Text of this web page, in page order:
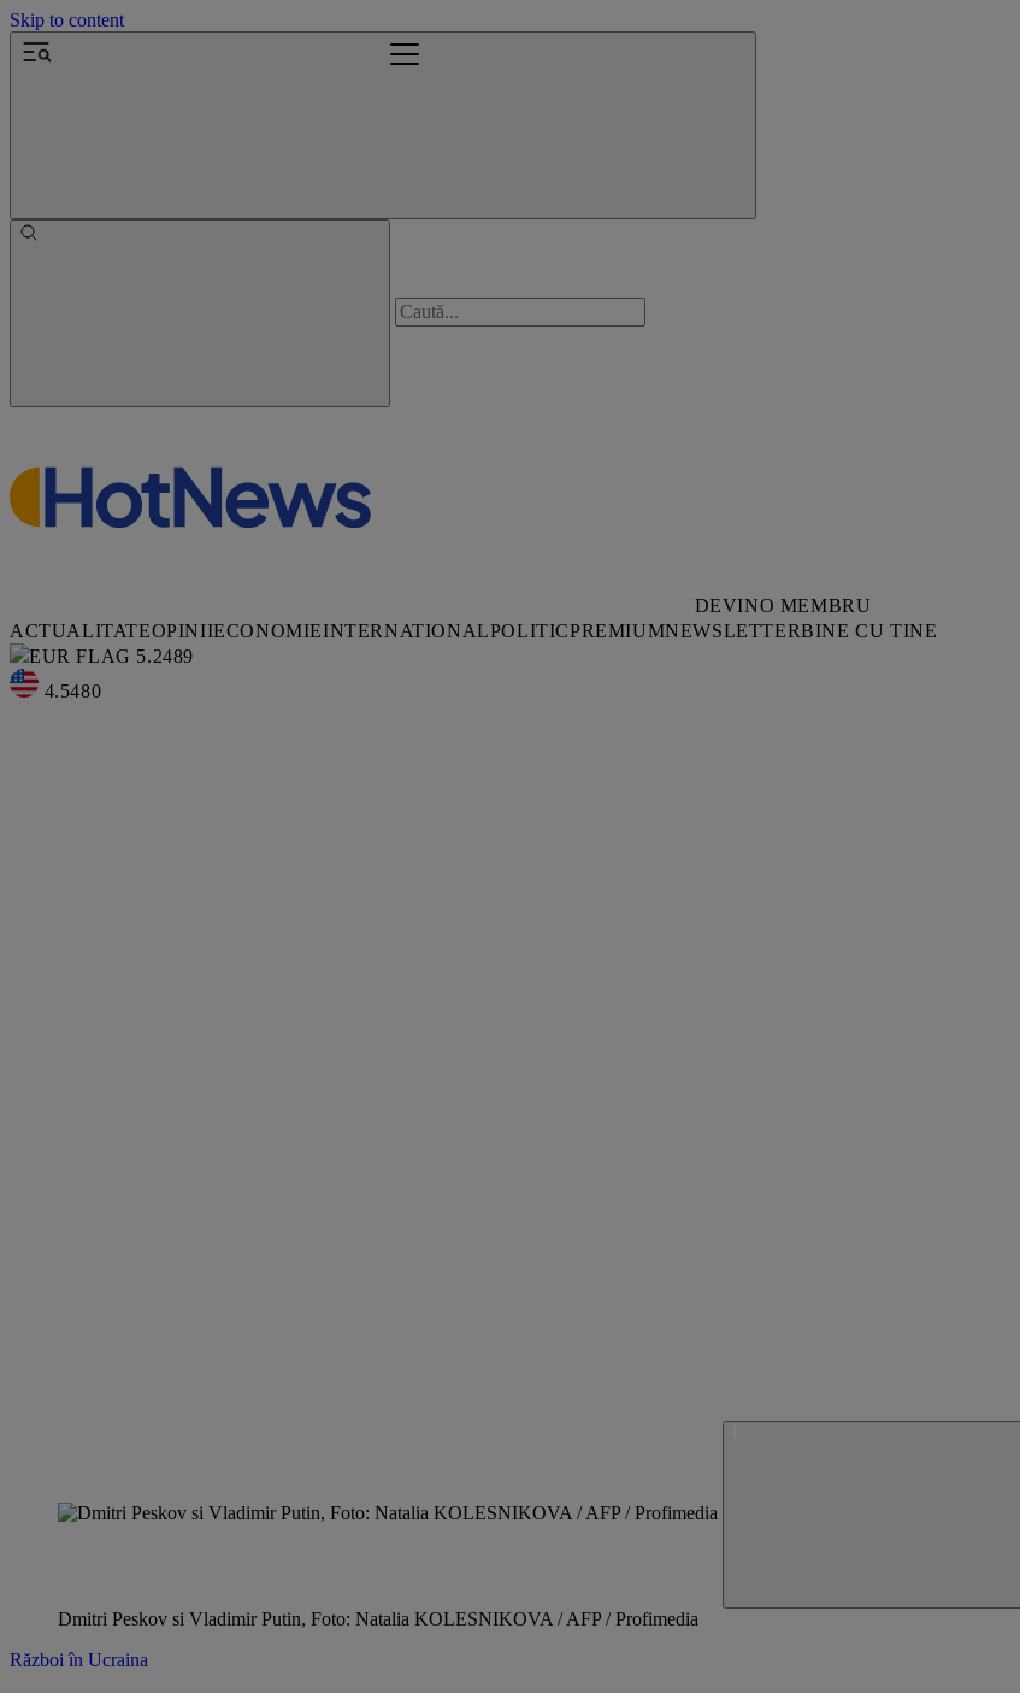
Skip to content
DEVINO MEMBRU
ACTUALITATEOPINIIECONOMIEINTERNATIONALPOLITICPREMIUMNEWSLETTERBINE CU TINE
5.2489
4.5480
Dmitri Peskov si Vladimir Putin, Foto: Natalia KOLESNIKOVA / AFP / Profimedia
Război în Ucraina